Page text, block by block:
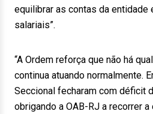
equilibrar as contas da
salariais”.
“A Ordem reforça que não há
continua atuando normalmente.
Seccional fecharam com déficit
obrigando a OAB-RJ a recorrer